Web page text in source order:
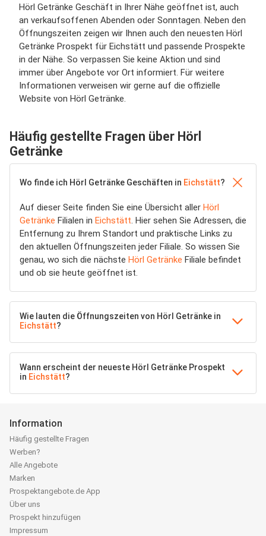
Hörl Getränke Geschäft in Ihrer Nähe geöffnet ist, auch
an verkaufsoffenen Abenden oder Sonntagen. Neben den
Öffnungszeiten zeigen wir Ihnen auch den neuesten Hörl
Getränke Prospekt für Eichstätt und passende Prospekte
in der Nähe. So verpassen Sie keine Aktion und sind
immer über Angebote vor Ort informiert. Für weitere
Informationen verweisen wir gerne auf die offizielle
Website von Hörl Getränke.
Häufig gestellte Fragen über Hörl
Getränke
Wo finde ich Hörl Getränke Geschäften in Eichstätt?
Auf dieser Seite finden Sie eine Übersicht aller Hörl
Getränke Filialen in Eichstätt. Hier sehen Sie Adressen, die
Entfernung zu Ihrem Standort und praktische Links zu
den aktuellen Öffnungszeiten jeder Filiale. So wissen Sie
genau, wo sich die nächste Hörl Getränke Filiale befindet
und ob sie heute geöffnet ist.
Wie lauten die Öffnungszeiten von Hörl Getränke in
Eichstätt?
Wann erscheint der neueste Hörl Getränke Prospekt
in Eichstätt?
Information
Häufig gestellte Fragen
Werben?
Alle Angebote
Marken
Prospektangebote.de App
Über uns
Prospekt hinzufügen
Impressum